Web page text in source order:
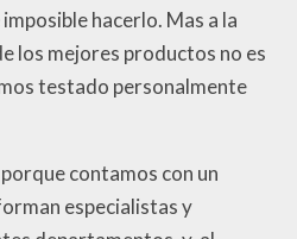
hacerlo. Mas a la
los mejores productos no es
testado personalmente
contamos con un
especialistas y